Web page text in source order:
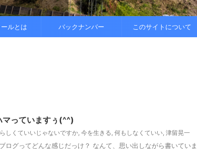
な ...
を整えると
...
ルとは バックナンバー このサイトについて
っていますぅ(^^)
しくていいじゃないですか, 今を生きる, 何もしなくていい, 津留晃一
ログってどんな感じだっけ？ なんて、思い出しながら書いていま